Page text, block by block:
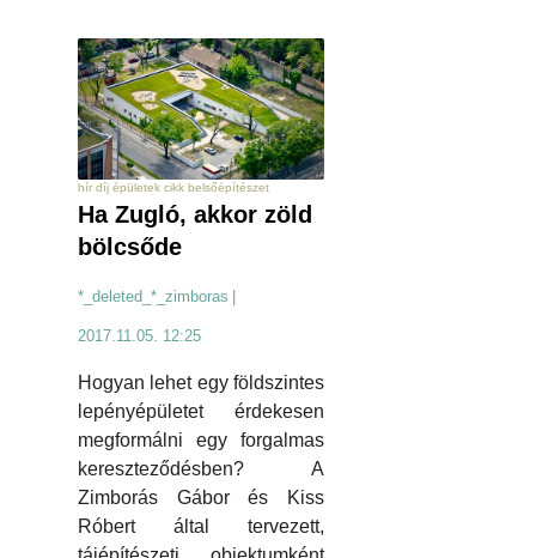
hír díj épületek cikk belsőépítészet
Ha Zugló, akkor zöld
bölcsőde
*_deleted_*_zimboras
2017.11.05. 12:25
Hogyan lehet egy földszintes
lepényépületet érdekesen
megformálni egy forgalmas
kereszteződésben? A
Zimborás Gábor és Kiss
Róbert által tervezett,